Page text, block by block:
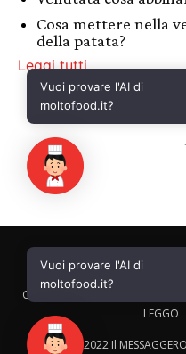
CALTAGIRONE EDITORE
CORRIERE ADRIATICO
IL
LEGGO
© 2022 Il
Vuoi provare l'AI di
moltofood.it?